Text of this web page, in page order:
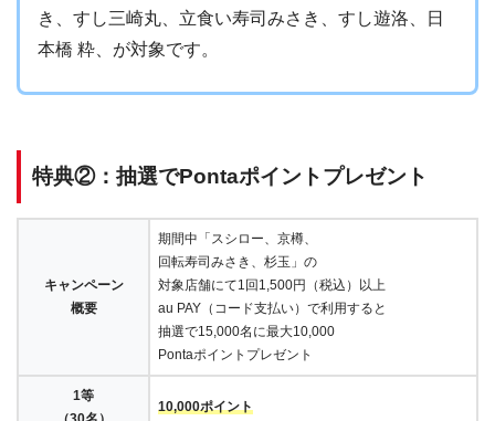
き、すし三崎丸、立食い寿司みさき、すし遊洛、日
本橋 粋、が対象です。
特典②：抽選でPontaポイントプレゼント
キャンペーン
概要
期間中「スシロー、京樽、
回転寿司みさき、杉玉」の
対象店舗にて1回1,500円（税込）以上
au PAY（コード支払い）で利用すると
抽選で15,000名に最大10,000
Pontaポイントプレゼント
1等
10,000ポイント